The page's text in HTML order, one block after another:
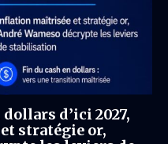
d’ici 2027,
stratégie or,